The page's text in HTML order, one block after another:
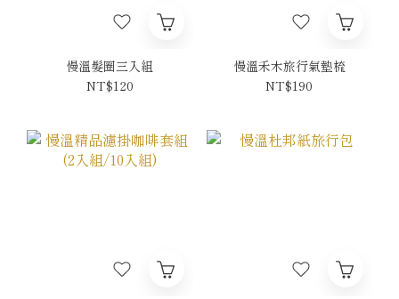
慢溫髮圈三入組
NT$120
慢溫禾木旅行氣墊梳
NT$190